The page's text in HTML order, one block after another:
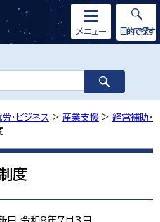
メニュー 目的で探す
・ビジネス > 産業支援 > 経営補助・
度